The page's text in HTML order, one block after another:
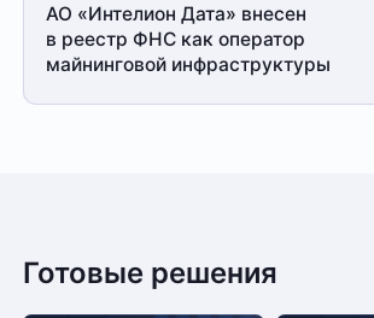
АО «Интелион Дата» внесен
в реестр ФНС как оператор
майнинговой инфраструктуры
Готовые решения